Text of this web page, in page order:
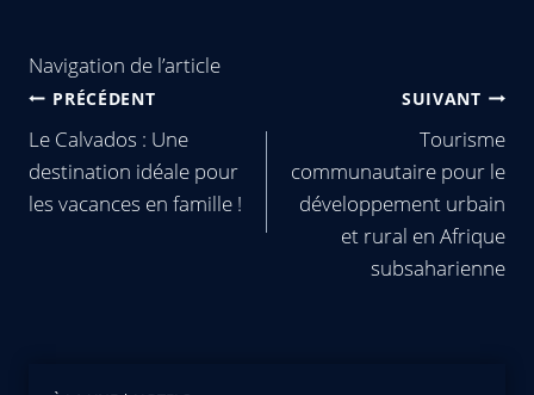
Navigation de l’article
PRÉCÉDENT
Le Calvados : Une
destination idéale pour
les vacances en famille !
SUIVANT
Tourisme
communautaire pour le
développement urbain
et rural en Afrique
subsaharienne